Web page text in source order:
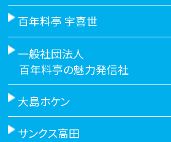
百年料亭 宇喜世
一般社団法人
百年料亭の魅力発信社
大島ホケン
サンクス高田